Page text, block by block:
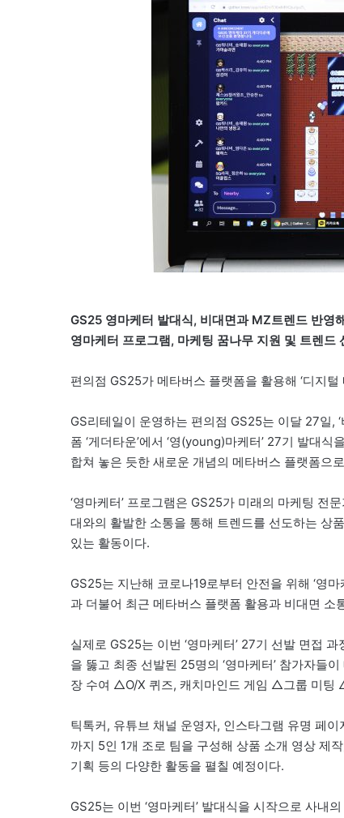
GS25 영마케터 발대식, 비대면과 MZ트렌드 반영
영마케터 프로그램, 마케팅 꿈나무 지원 및 트렌드
편의점 GS25가 메타버스 플랫폼을 활용해 ‘디지
GS리테일이 운영하는 편의점 GS25는 이달 27일,
폼 ‘게더타운’에서 ‘영(young)마케터’ 27기 발대
합쳐 놓은 듯한 새로운 개념의 메타버스 플랫폼으
‘영마케터’ 프로그램은 GS25가 미래의 마케팅 전
대와의 활발한 소통을 통해 트렌드를 선도하는 상
있는 활동이다.
GS25는 지난해 코로나19로부터 안전을 위해 ‘영
과 더불어 최근 메타버스 플랫폼 활용과 비대면 소
실제로 GS25는 이번 ‘영마케터’ 27기 선발 면접
을 뚫고 최종 선발된 25명의 ‘영마케터’ 참가자들
장 수여 △O/X 퀴즈, 캐치마인드 게임 △그룹 미팅
틱톡커, 유튜브 채널 운영자, 인스타그램 유명 페
까지 5인 1개 조로 팀을 구성해 상품 소개 영상 제
기획 등의 다양한 활동을 펼칠 예정이다.
GS25는 이번 ‘영마케터’ 발대식을 시작으로 사내